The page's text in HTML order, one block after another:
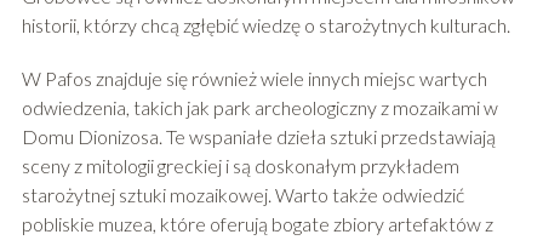
historii, którzy chcą zgłębić wiedzę o starożytnych kulturach.
W Pafos znajduje się również wiele innych miejsc wartych
odwiedzenia, takich jak park archeologiczny z mozaikami w
Domu Dionizosa. Te wspaniałe dzieła sztuki przedstawiają
sceny z mitologii greckiej i są doskonałym przykładem
starożytnej sztuki mozaikowej. Warto także odwiedzić
pobliskie muzea, które oferują bogate zbiory artefaktów z